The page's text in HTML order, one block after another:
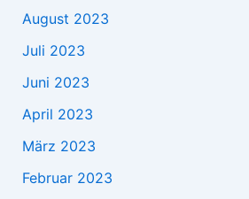
August 2023
Juli 2023
Juni 2023
April 2023
März 2023
Februar 2023